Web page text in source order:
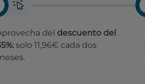
del descuento del
solo 11,96€ cada dos